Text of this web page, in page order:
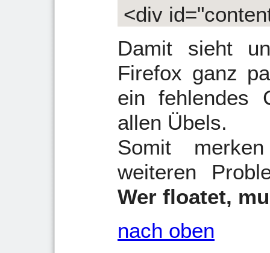
<div
Damit sieht
Firefox ganz
ein fehlendes
allen Übels.
Somit
weiteren
Wer floatet,
nach oben